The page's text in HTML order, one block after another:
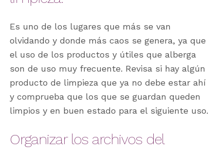
Es uno de los lugares que más se van
olvidando y donde más caos se genera, ya que
el uso de los productos y útiles que alberga
son de uso muy frecuente. Revisa si hay algún
producto de limpieza que ya no debe estar ahí
y comprueba que los que se guardan queden
limpios y en buen estado para el siguiente uso.
Organizar los archivos del